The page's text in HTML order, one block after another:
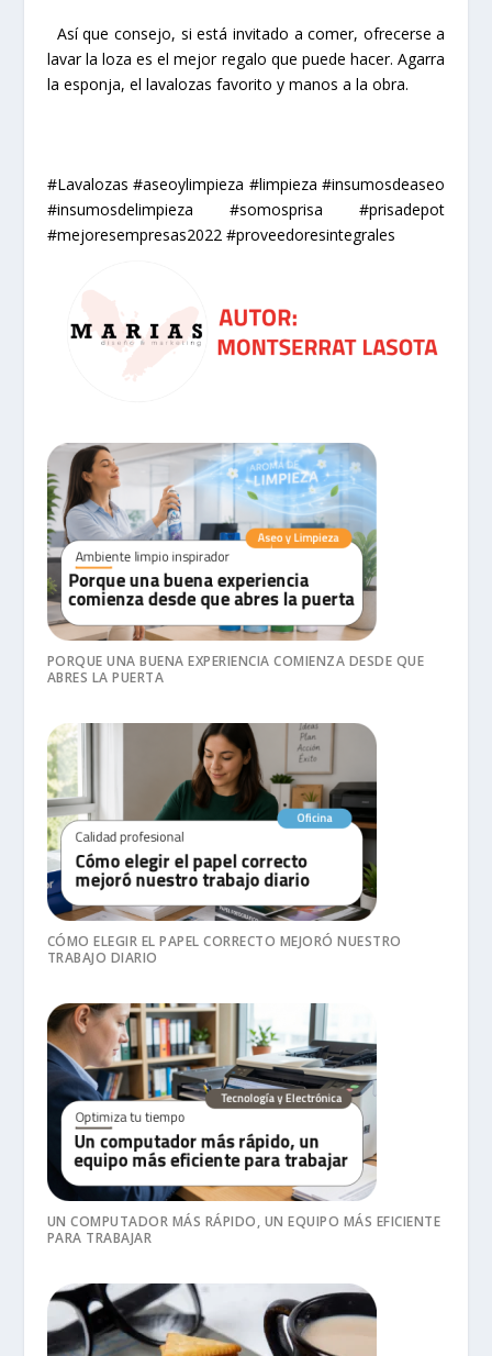
Así que consejo, si está invitado a comer, ofrecerse a
lavar la loza es el mejor regalo que puede hacer. Agarra
la esponja, el lavalozas favorito y manos a la obra.
#Lavalozas #aseoylimpieza #limpieza #insumosdeaseo
#insumosdelimpieza #somosprisa #prisadepot
#mejoresempresas2022 #proveedoresintegrales
PORQUE UNA BUENA EXPERIENCIA COMIENZA DESDE QUE
ABRES LA PUERTA
CÓMO ELEGIR EL PAPEL CORRECTO MEJORÓ NUESTRO
TRABAJO DIARIO
UN COMPUTADOR MÁS RÁPIDO, UN EQUIPO MÁS EFICIENTE
PARA TRABAJAR